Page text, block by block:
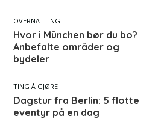
OVERNATTING
Hvor i München bør du bo?
Anbefalte områder og
bydeler
TING Å GJØRE
Dagstur fra Berlin: 5 flotte
eventyr på en dag